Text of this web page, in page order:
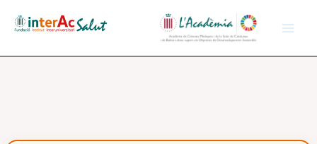
contingut